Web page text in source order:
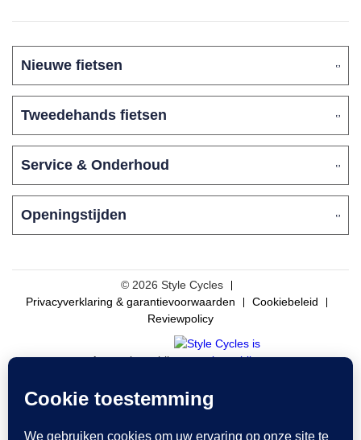
Nieuwe fietsen
Tweedehands fietsen
Service & Onderhoud
Openingstijden
© 2026 Style Cycles
Privacyverklaring & garantievoorwaarden
Cookiebeleid
Reviewpolicy
Aangesloten bij